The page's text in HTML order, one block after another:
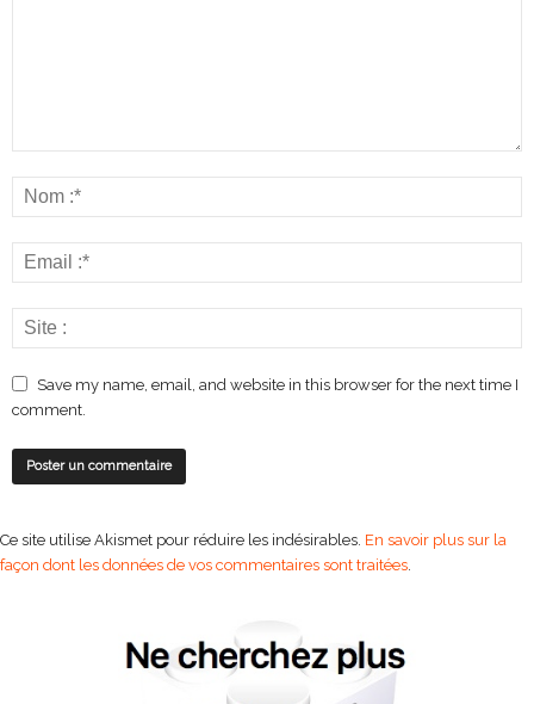
Save my name, email, and website in this browser for the next time I
comment.
Ce site utilise Akismet pour réduire les indésirables. En savoir plus sur la
façon dont les données de vos commentaires sont traitées